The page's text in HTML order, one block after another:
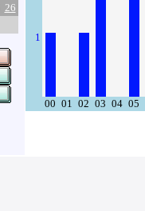
26
1
00 01 02 03 04 05